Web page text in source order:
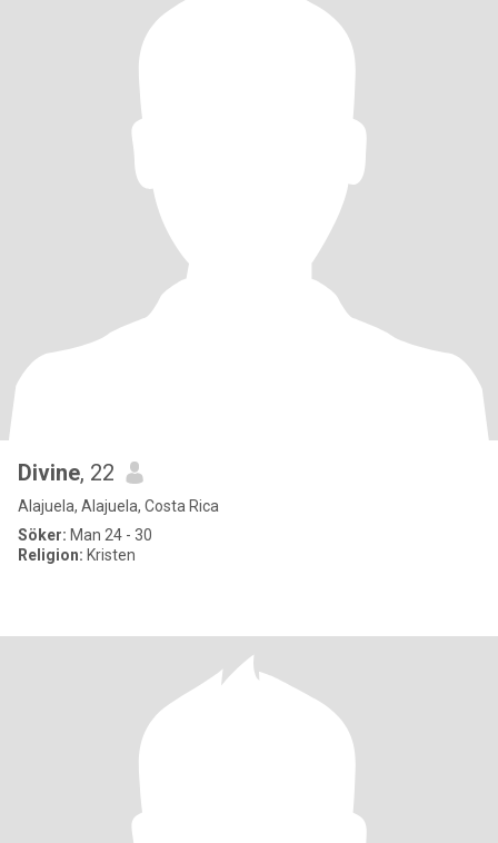
Divine, 22
Alajuela, Alajuela, Costa Rica
Söker: Man 24 - 30
Religion: Kristen